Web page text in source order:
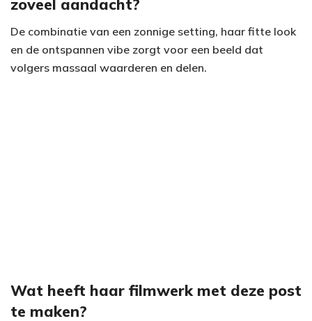
zoveel aandacht?
De combinatie van een zonnige setting, haar fitte look
en de ontspannen vibe zorgt voor een beeld dat
volgers massaal waarderen en delen.
Wat heeft haar filmwerk met deze post
te maken?